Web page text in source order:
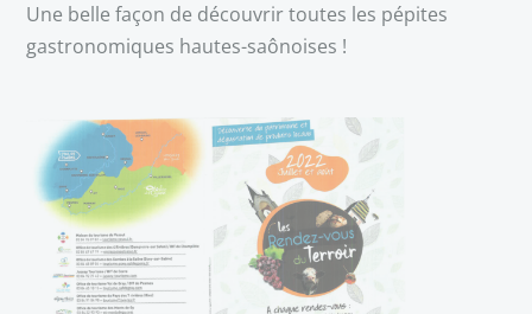
Une belle façon de découvrir toutes les pépites
gastronomiques hautes-saônoises !